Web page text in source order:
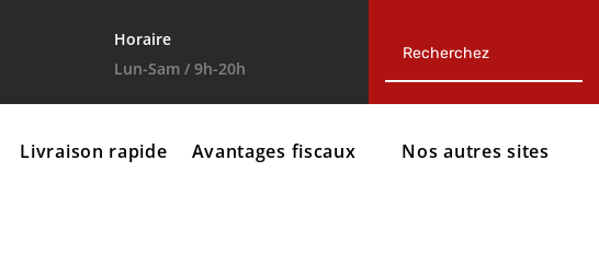
Horaire
Lun-Sam / 9h-20h
Livraison rapide Avantages fiscaux Nos autres sites